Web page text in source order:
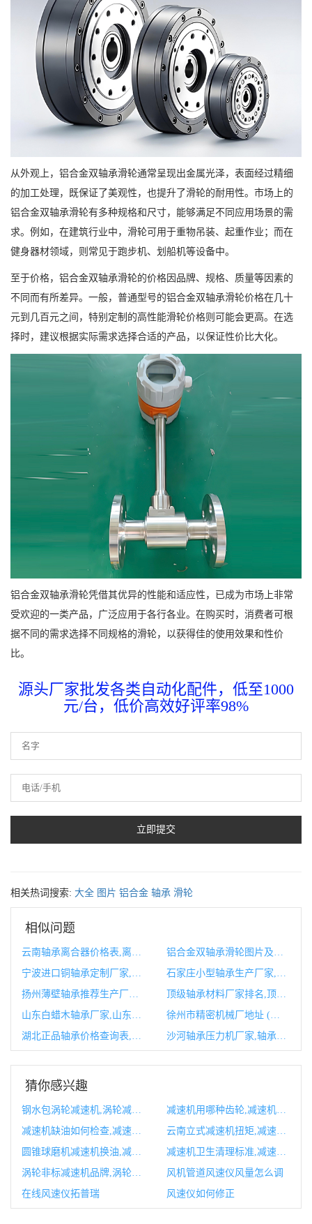
从外观上，铝合金双轴承滑轮通常呈现出金属光泽，表面经过精细
的加工处理，既保证了美观性，也提升了滑轮的耐用性。市场上的
铝合金双轴承滑轮有多种规格和尺寸，能够满足不同应用场景的需
求。例如，在建筑行业中，滑轮可用于重物吊装、起重作业；而在
健身器材领域，则常见于跑步机、划船机等设备中。
至于价格，铝合金双轴承滑轮的价格因品牌、规格、质量等因素的
不同而有所差异。一般，普通型号的铝合金双轴承滑轮价格在几十
元到几百元之间，特别定制的高性能滑轮价格则可能会更高。在选
择时，建议根据实际需求选择合适的产品，以保证性价比大化。
铝合金双轴承滑轮凭借其优异的性能和适应性，已成为市场上非常
受欢迎的一类产品，广泛应用于各行各业。在购买时，消费者可根
据不同的需求选择不同规格的滑轮，以获得佳的使用效果和性价
比。
源头厂家批发各类自动化配件，低至1000
元/台，低价高效好评率98%
相关热词搜索: 大全 图片 铝合金 轴承 滑轮
相似问题
徐州市精密机械厂地址 (徐州市精密机械加工厂)
猜你感兴趣
减速机用哪种齿轮,减速机用哪种齿轮油好
云南立式减速机扭矩,减速机输入扭矩计算公式
减速机卫生清理标准,减速机卫生清理标准是什么
风机管道风速仪风量怎么调
在线风速仪拓普瑞
风速仪如何修正